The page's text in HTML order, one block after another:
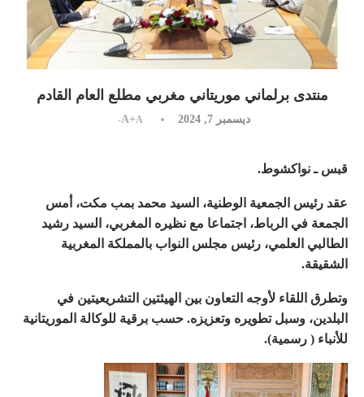
منتدى برلماني موريتاني مغربي مطلع العام القادم
ديسمبر 7, 2024 A+A-
قبس ـ نواكشوط.
عقد رئيس الجمعية الوطنية، السيد محمد بمب مكت، أمس
الجمعة في الرباط، اجتماعا مع نظيره المغربي، السيد رشيد
الطالبي العلمي، رئيس مجلس النواب بالمملكة المغربية
الشقيقة.
وتطرق اللقاء لأوجه التعاون بين الهيئتين التشريعيتين في
البلدين، وسبل تطويره وتعزيزه. حسب برقية للوكالة الموريتانية
للأنباء ( رسمية).